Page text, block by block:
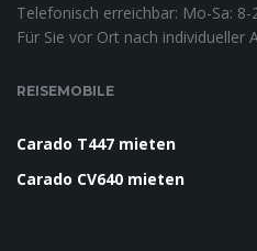
Telefonisch erreichbar: Mo-Sa: 8-
Für Sie vor Ort nach individueller
REISEMOBILE
Carado T447 mieten
Carado CV640 mieten